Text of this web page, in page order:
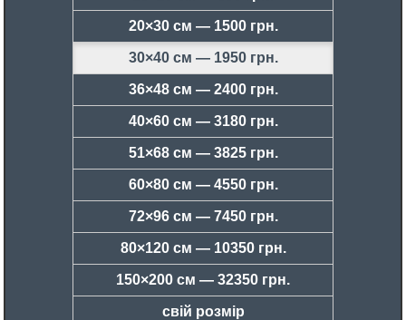
20×30 см — 1500 грн.
30×40 см — 1950 грн.
36×48 см — 2400 грн.
40×60 см — 3180 грн.
51×68 см — 3825 грн.
60×80 см — 4550 грн.
72×96 см — 7450 грн.
80×120 см — 10350 грн.
150×200 см — 32350 грн.
свій розмір